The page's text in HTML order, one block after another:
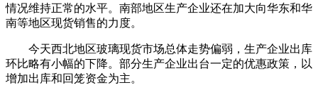
情况维持正常的水平。南部地区生产企业还在加大向华东和华
南等地区现货销售的力度。
今天西北地区玻璃现货市场总体走势偏弱，生产企业出库
环比略有小幅的下降。部分生产企业出台一定的优惠政策，以
增加出库和回笼资金为主。